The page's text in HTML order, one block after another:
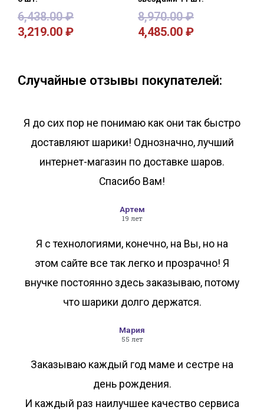
6,438.00₽
3,219.00 ₽
8,970.00₽
4,485.00 ₽
Случайные отзывы покупателей:
Я до сих пор не понимаю как они так быстро
доставляют шарики! Однозначно, лучший
интернет-магазин по доставке шаров.
Спасибо Вам!
Артем
19 лет
Я с технологиями, конечно, на Вы, но на
этом сайте все так легко и прозрачно! Я
внучке постоянно здесь заказываю, потому
что шарики долго держатся.
Мария
55 лет
Заказываю каждый год маме и сестре на
день рождения.
И каждый раз наилучшее качество сервиса